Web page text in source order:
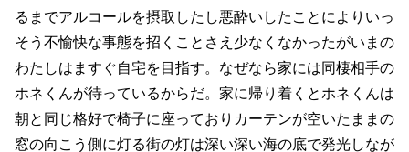
るまでアルコールを摂取したし悪酔いしたことによりいっ
そう不愉快な事態を招くことさえ少なくなかったがいまの
わたしはますぐ自宅を目指す。なぜなら家には同棲相手の
ホネくんが待っているからだ。家に帰り着くとホネくんは
朝と同じ格好で椅子に座っておりカーテンが空いたままの
窓の向こう側に灯る街の灯は深い深い海の底で発光しなが